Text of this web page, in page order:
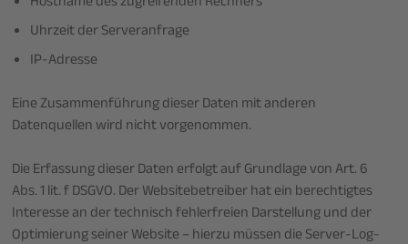
Uhrzeit der Serveranfrage
IP-Adresse
Eine Zusammenführung dieser Daten mit anderen
Datenquellen wird nicht vorgenommen.
Die Erfassung dieser Daten erfolgt auf Grundlage von Art. 6
Abs. 1 lit. f DSGVO. Der Websitebetreiber hat ein berechtigtes
Interesse an der technisch fehlerfreien Darstellung und der
Optimierung seiner Website – hierzu müssen die Server-Log-